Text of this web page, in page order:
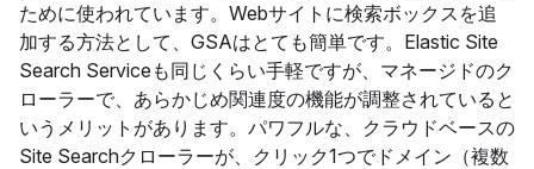
ために使われています。Webサイトに検索ボックスを追
加する方法として、GSAはとても簡単です。Elastic Site
Search Serviceも同じくらい手軽ですが、マネージドのク
ローラーで、あらかじめ関連度の機能が調整されていると
いうメリットがあります。パワフルな、クラウドベースの
Site Searchクローラーが、クリック1つでドメイン（複数